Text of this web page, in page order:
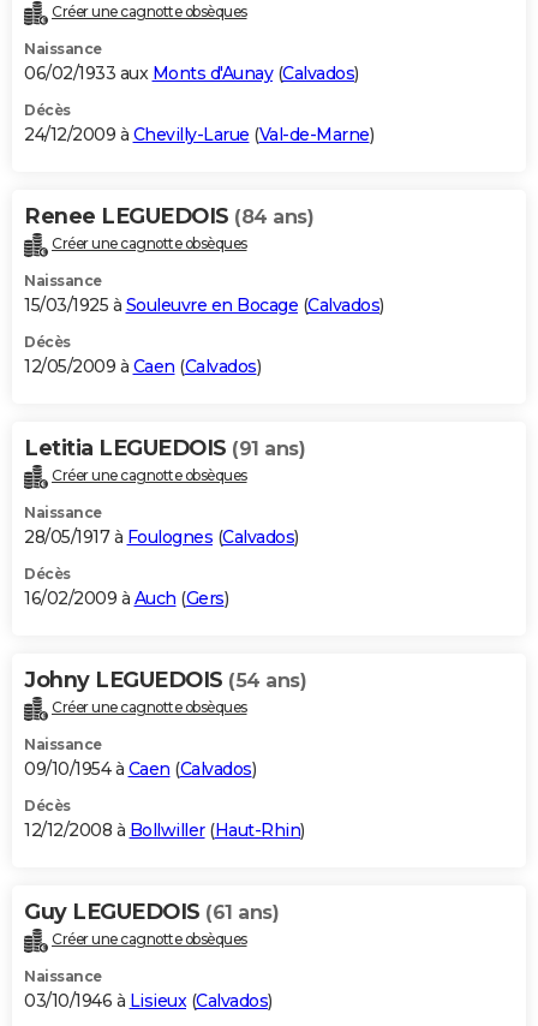
Créer une cagnotte obsèques
Naissance
06/02/1933 aux Monts d'Aunay(Calvados)
Décès
24/12/2009 à Chevilly-Larue (Val-de-Marne)
Renee LEGUEDOIS (84 ans)
Créer une cagnotte obsèques
Naissance
15/03/1925 à Souleuvre en Bocage (Calvados)
Décès
12/05/2009 à Caen (Calvados)
Letitia LEGUEDOIS (91 ans)
Créer une cagnotte obsèques
Naissance
28/05/1917 à Foulognes (Calvados)
Décès
16/02/2009 à Auch (Gers)
Johny LEGUEDOIS (54 ans)
Créer une cagnotte obsèques
Naissance
09/10/1954 à Caen (Calvados)
Décès
12/12/2008 à Bollwiller(Haut-Rhin)
Guy LEGUEDOIS (61 ans)
Créer une cagnotte obsèques
Naissance
03/10/1946 à Lisieux(Calvados)